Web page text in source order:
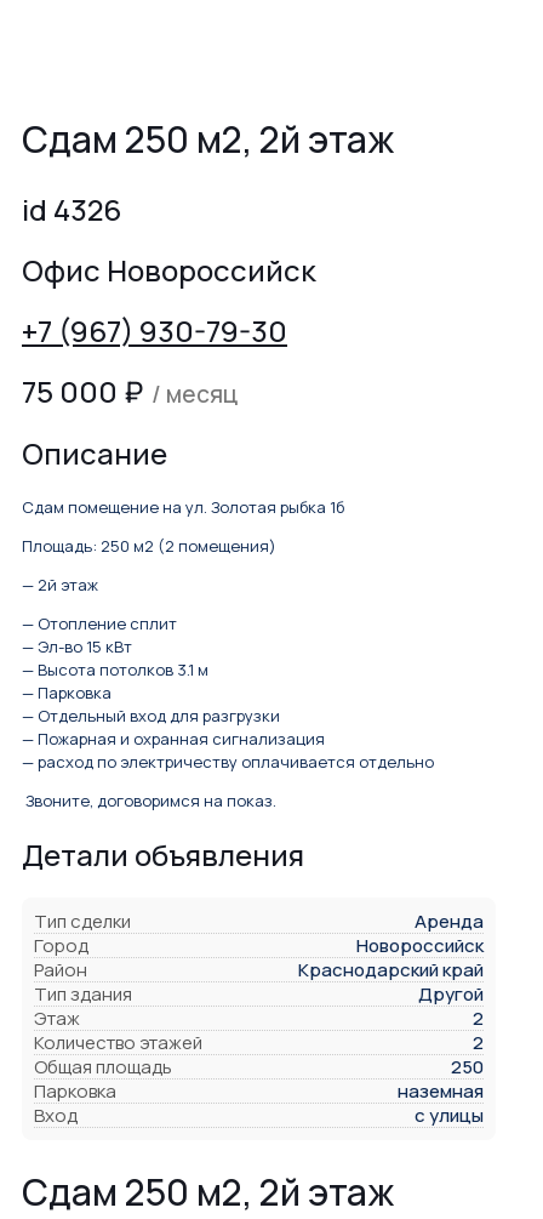
Сдам 250 м2, 2й этаж
id 4326
Офис Новороссийск
+7 (967) 930-79-30
75 000 ₽ / месяц
Описание
Сдам помещение на ул. Золотая рыбка 1б
Площадь: 250 м2 (2 помещения)
— 2й этаж
— Отопление сплит
— Эл-во 15 кВт
— Высота потолков 3.1 м
— Парковка
— Отдельный вход для разгрузки
— Пожарная и охранная сигнализация
— расход по электричеству оплачивается отдельно
Звоните, договоримся на показ.
Детали объявления
Тип сделки
Аренда
Город
Новороссийск
Район
Краснодарский край
Тип здания
Другой
Этаж
2
Количество этажей
2
Общая площадь
250
Парковка
наземная
Вход
с улицы
Сдам 250 м2, 2й этаж